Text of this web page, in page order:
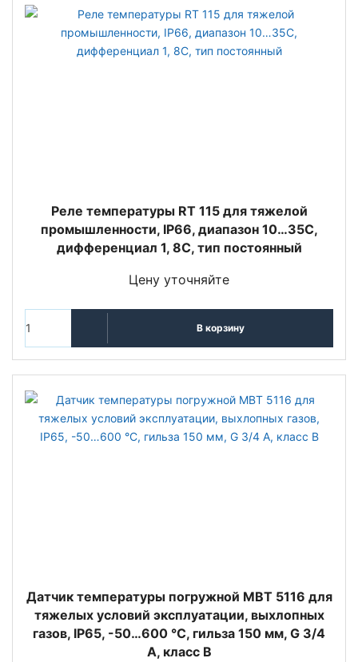
Реле температуры RT 115 для тяжелой
промышленности, IP66, диапазон 10…35С,
дифференциал 1, 8С, тип постоянный
Цену уточняйте
В корзину
Датчик температуры погружной MBT 5116 для
тяжелых условий эксплуатации, выхлопных
газов, IP65, -50…600 °C, гильза 150 мм, G 3/4
A, класс B